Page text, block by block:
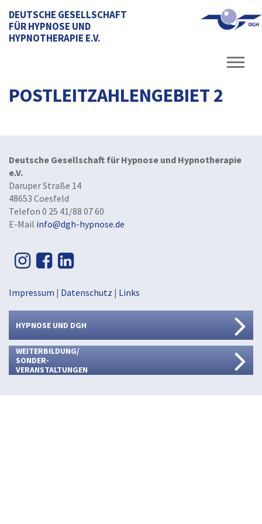
DEUTSCHE GESELLSCHAFT
FÜR HYPNOSE UND
HYPNOTHERAPIE E.V.
POSTLEITZAHLENGEBIET 2
Deutsche Gesellschaft für Hypnose und Hypnotherapie
e.V.
Daruper Straße 14
48653 Coesfeld
Telefon 0 25 41/88 07 60
E-Mail info@dgh-hypnose.de
Impressum | Datenschutz | Links
HYPNOSE UND DGH
WEITERBILDUNG/
SONDER-
VERANSTALTUNGEN